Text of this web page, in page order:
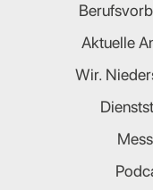
Aktuelle
Wir.